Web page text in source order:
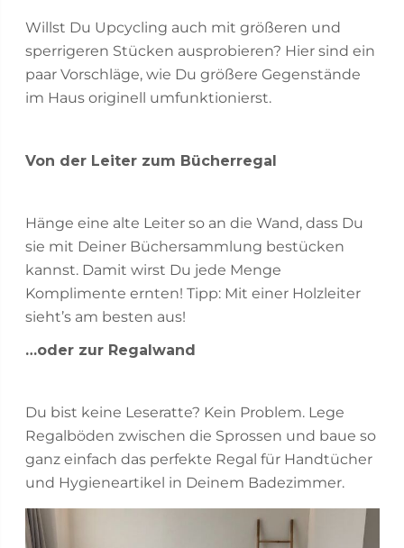
Willst Du Upcycling auch mit größeren und
sperrigeren Stücken ausprobieren? Hier sind ein
paar Vorschläge, wie Du größere Gegenstände
im Haus originell umfunktionierst.
Von der Leiter zum Bücherregal
Hänge eine alte Leiter so an die Wand, dass Du
sie mit Deiner Büchersammlung bestücken
kannst. Damit wirst Du jede Menge
Komplimente ernten! Tipp: Mit einer Holzleiter
sieht’s am besten aus!
…oder zur Regalwand
Du bist keine Leseratte? Kein Problem. Lege
Regalböden zwischen die Sprossen und baue so
ganz einfach das perfekte Regal für Handtücher
und Hygieneartikel in Deinem Badezimmer.